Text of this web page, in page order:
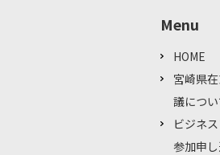
Menu
HOME
宮崎県
議につい
ビジネ
参加申